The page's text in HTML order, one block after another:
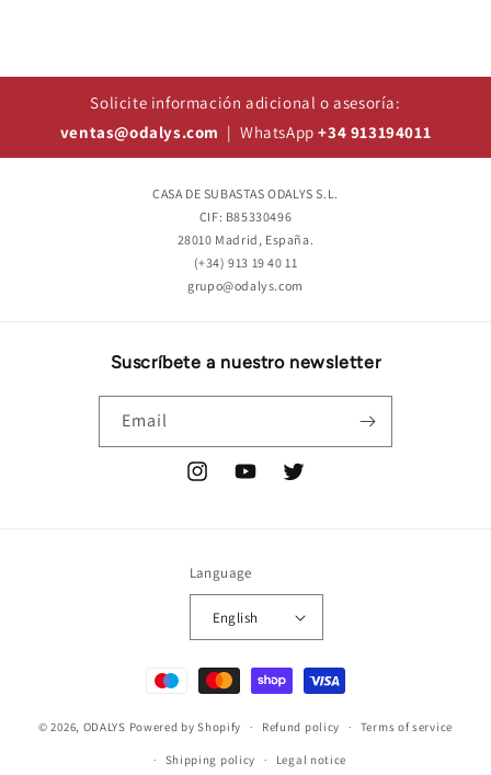
Solicite información adicional o asesoría:
ventas@odalys.com | WhatsApp+34 913194011
CASA DE SUBASTAS ODALYS S.L.
CIF: B85330496
28010 Madrid, España.
(+34) 913 19 40 11
grupo@odalys.com
Suscríbete a nuestro newsletter
Email
InstagramYouTubeTwitter
Language
English
Payment
methods
© 2026, ODALYS Powered by Shopify Refund policy Terms of service
Shipping policy Legal notice